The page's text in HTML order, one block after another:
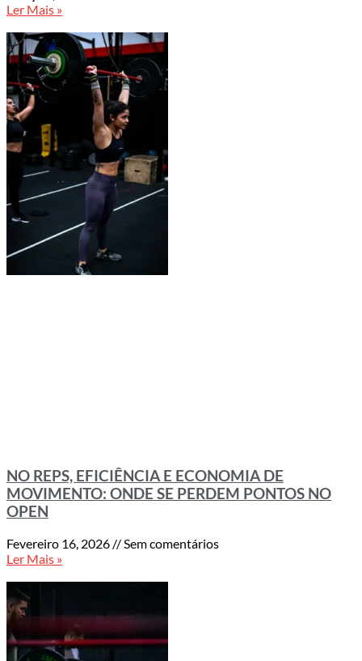
Ler Mais »
NO REPS, EFICIÊNCIA E ECONOMIA DE
MOVIMENTO: ONDE SE PERDEM PONTOS NO
OPEN
Fevereiro 16, 2026
Sem comentários
Ler Mais »